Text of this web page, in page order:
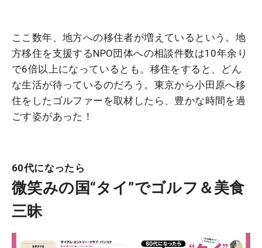
ここ数年、地方への移住者が増えているという。地
方移住を支援するNPO団体への相談件数は10年余り
で6倍以上になっているとも。移住をすると、どん
な生活が待っているのだろう。東京から小田原へ移
住をしたゴルファーを取材したら、豊かな時間を過
ごす姿があった！
60代になったら
微笑みの国“タイ”でゴルフ＆美食
三昧